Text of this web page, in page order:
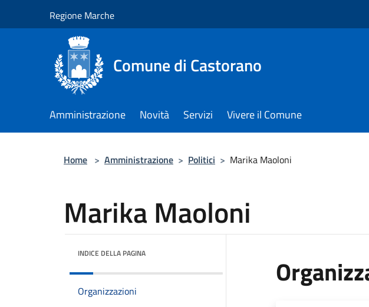
Regione Marche
Comune di Castorano
Amministrazione Novità Servizi Vivere il Comune
Home > Amministrazione > Politici > Marika Maoloni
Marika Maoloni
INDICE DELLA PAGINA
Organizzazioni